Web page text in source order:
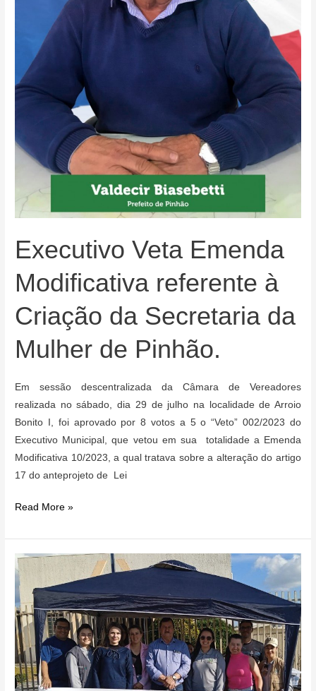
Executivo Veta Emenda
Modificativa referente à
Criação da Secretaria da
Mulher de Pinhão.
Em sessão descentralizada da Câmara de Vereadores
realizada no sábado, dia 29 de julho na localidade de Arroio
Bonito I, foi aprovado por 8 votos a 5 o “Veto” 002/2023 do
Executivo Municipal, que vetou em sua totalidade a Emenda
Modificativa 10/2023, a qual tratava sobre a alteração do artigo
17 do anteprojeto de Lei
Executivo
Emenda
Modificativa
referente
à
Criação
da
Secretaria
da
Mulher
Read More »